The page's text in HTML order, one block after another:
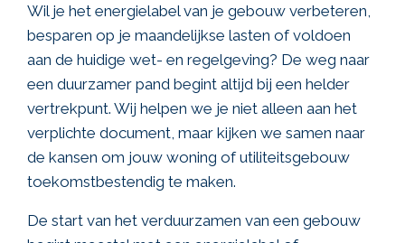
Wil je het energielabel van je gebouw verbeteren,
besparen op je maandelijkse lasten of voldoen
aan de huidige wet- en regelgeving? De weg naar
een duurzamer pand begint altijd bij een helder
vertrekpunt. Wij helpen we je niet alleen aan het
verplichte document, maar kijken we samen naar
de kansen om jouw woning of utiliteitsgebouw
toekomstbestendig te maken.
De start van het verduurzamen van een gebouw